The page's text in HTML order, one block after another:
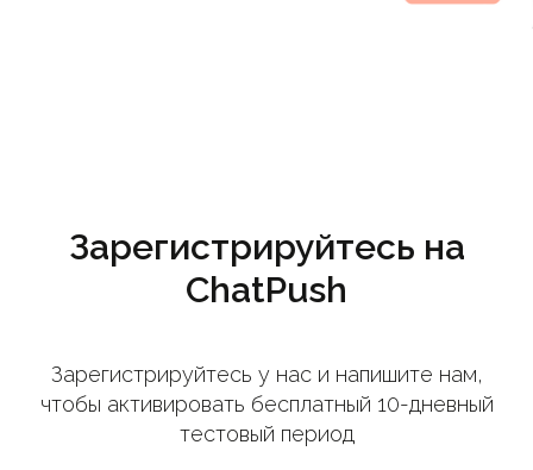
Зарегистрируйтесь на
ChatPush
Зарегистрируйтесь у нас и напишите нам,
чтобы активировать бесплатный 10-дневный
тестовый период